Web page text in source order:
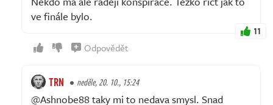
ve finále bylo.
11
Odpovědět
TRN neděle, 20. 10., 15:24
@Ashnobe88 taky mi to nedava smysl. Snad